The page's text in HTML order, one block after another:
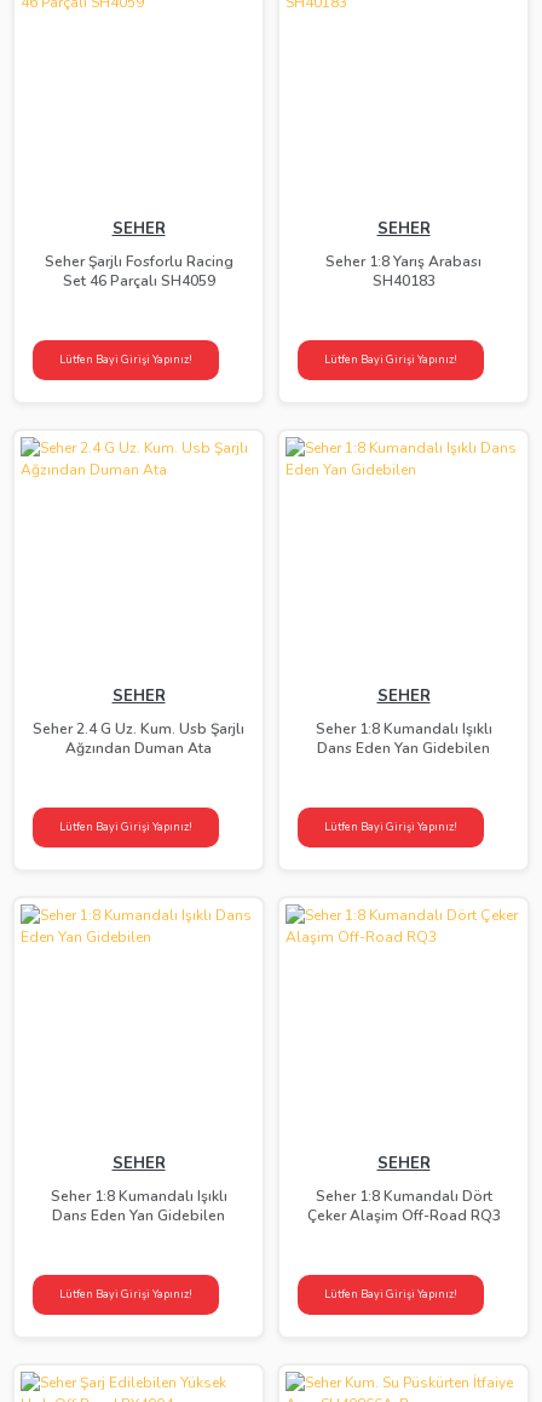
SEHER
Seher Şarjlı Fosforlu Racing
Set 46 Parçalı SH4059
Lütfen Bayi Girişi Yapınız!
SEHER
Seher 1:8 Yarış Arabası
SH40183
Lütfen Bayi Girişi Yapınız!
SEHER
Seher 2.4 G Uz. Kum. Usb Şarjlı
Ağzından Duman Ata
Lütfen Bayi Girişi Yapınız!
SEHER
Seher 1:8 Kumandalı Işıklı
Dans Eden Yan Gidebilen
Lütfen Bayi Girişi Yapınız!
SEHER
Seher 1:8 Kumandalı Işıklı
Dans Eden Yan Gidebilen
Lütfen Bayi Girişi Yapınız!
SEHER
Seher 1:8 Kumandalı Dört
Çeker Alaşim Off-Road RQ3
Lütfen Bayi Girişi Yapınız!